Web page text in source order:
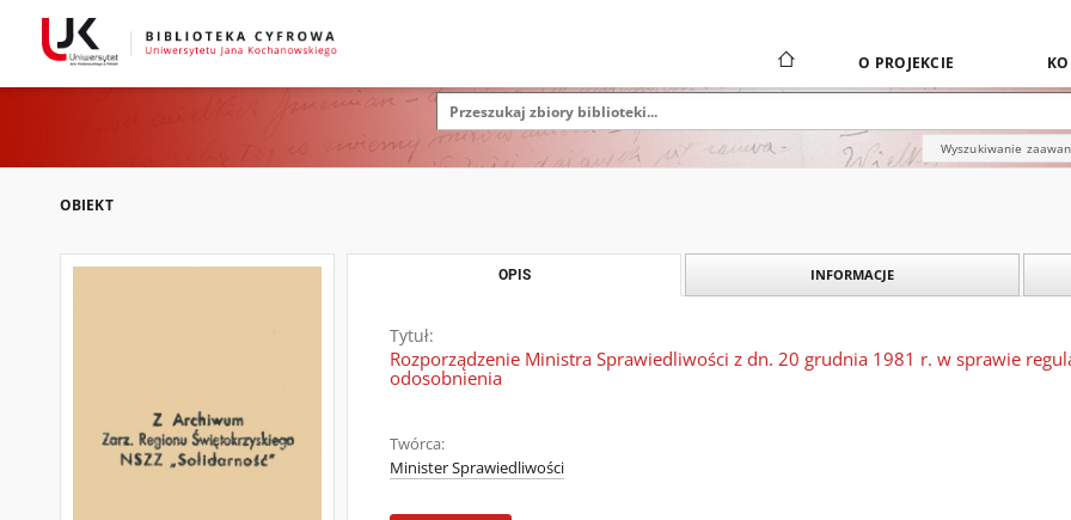
O PROJEKCIE
Wyszukiwanie
OBIEKT
OPIS INFORMACJE
Tytuł:
Rozporządzenie Ministra Sprawiedliwości z dn. 20 grudnia 1981 r. w sprawie
odosobnienia
Twórca:
Minister Sprawiedliwości